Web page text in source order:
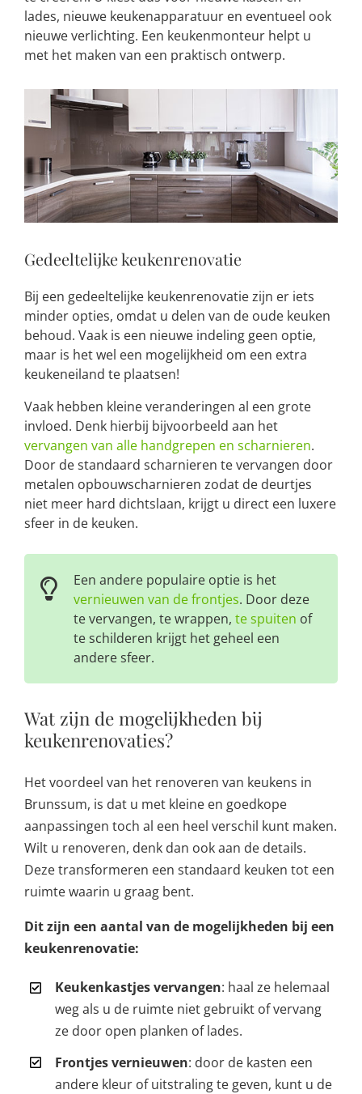
lades, nieuwe keukenapparatuur en eventueel ook
nieuwe verlichting. Een keukenmonteur helpt u
met het maken van een praktisch ontwerp.
Gedeeltelijke keukenrenovatie
Bij een gedeeltelijke keukenrenovatie zijn er iets
minder opties, omdat u delen van de oude keuken
behoud. Vaak is een nieuwe indeling geen optie,
maar is het wel een mogelijkheid om een extra
keukeneiland te plaatsen!
Vaak hebben kleine veranderingen al een grote
invloed. Denk hierbij bijvoorbeeld aan het
vervangen van alle handgrepen en scharnieren.
Door de standaard scharnieren te vervangen door
metalen opbouwscharnieren zodat de deurtjes
niet meer hard dichtslaan, krijgt u direct een luxere
sfeer in de keuken.
Een andere populaire optie is het
vernieuwen van de frontjes. Door deze
te vervangen, te wrappen, te spuiten of
te schilderen krijgt het geheel een
andere sfeer.
Wat zijn de mogelijkheden bij
keukenrenovaties?
Het voordeel van het renoveren van keukens in
Brunssum, is dat u met kleine en goedkope
aanpassingen toch al een heel verschil kunt maken.
Wilt u renoveren, denk dan ook aan de details.
Deze transformeren een standaard keuken tot een
ruimte waarin u graag bent.
Dit zijn een aantal van de mogelijkheden bij een
keukenrenovatie:
Keukenkastjes vervangen: haal ze helemaal
weg als u de ruimte niet gebruikt of vervang
ze door open planken of lades.
Frontjes vernieuwen: door de kasten een
andere kleur of uitstraling te geven, kunt u de